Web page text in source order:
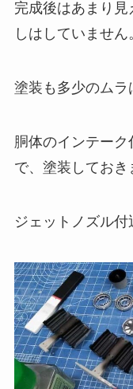
完成後はあまり
しはしていません
塗装も多少のムラ
胴体のインテー
で、塗装しておき
ジェットノズル付